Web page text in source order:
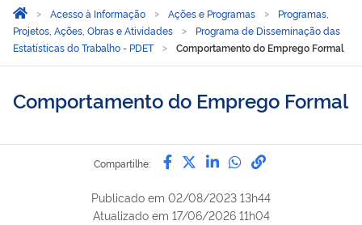
Você está aqui:
Página Inicial
Acesso à Informação Ações e Programas
Programas,
Projetos, Ações, Obras e Atividades
Programa de Disseminação das
Estatísticas do Trabalho - PDET
Comportamento do Emprego Formal
Comportamento do Emprego Formal
Compartilhe: Compartilhe por Facebook
Compartilhe por Twitter
Compartilhe por
Compartilhe
link para
Publicado em 02/08/2023 13h44
Atualizado em 17/06/2026 11h04